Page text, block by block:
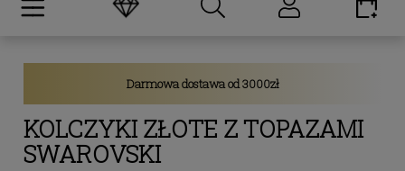
Darmowa dostawa od 3000zł
KOLCZYKI ZŁOTE Z TOPAZAMI
SWAROVSKI